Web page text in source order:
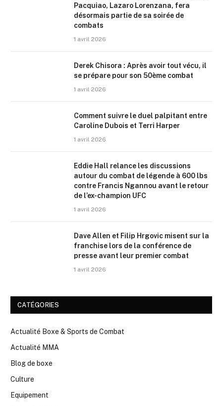
Pacquiao, Lazaro Lorenzana, fera
désormais partie de sa soirée de
combats
1 avril 2026
Derek Chisora : Après avoir tout vécu, il
se prépare pour son 50ème combat
1 avril 2026
Comment suivre le duel palpitant entre
Caroline Dubois et Terri Harper
1 avril 2026
Eddie Hall relance les discussions
autour du combat de légende à 600 lbs
contre Francis Ngannou avant le retour
de l’ex-champion UFC
1 avril 2026
Dave Allen et Filip Hrgovic misent sur la
franchise lors de la conférence de
presse avant leur premier combat
1 avril 2026
CATÉGORIES
Actualité Boxe & Sports de Combat
Actualité MMA
Blog de boxe
Culture
Equipement